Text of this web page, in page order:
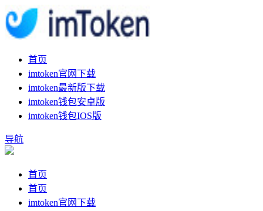
首页
imtoken官网下载
imtoken最新版下载
imtoken钱包安卓版
imtoken钱包IOS版
导航
首页
首页
imtoken官网下载